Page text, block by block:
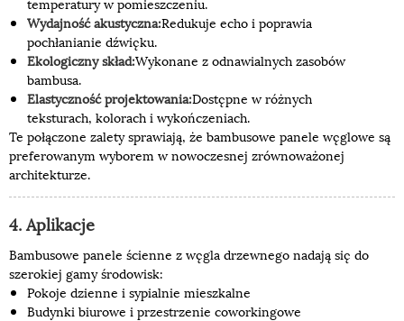
Wydajność akustyczna:Redukuje echo i poprawia
pochłanianie dźwięku.
Ekologiczny skład:Wykonane z odnawialnych zasobów
bambusa.
Elastyczność projektowania:Dostępne w różnych
teksturach, kolorach i wykończeniach.
Te połączone zalety sprawiają, że bambusowe panele węglowe są
preferowanym wyborem w nowoczesnej zrównoważonej
architekturze.
4. Aplikacje
Bambusowe panele ścienne z węgla drzewnego nadają się do
szerokiej gamy środowisk:
Pokoje dzienne i sypialnie mieszkalne
Budynki biurowe i przestrzenie coworkingowe